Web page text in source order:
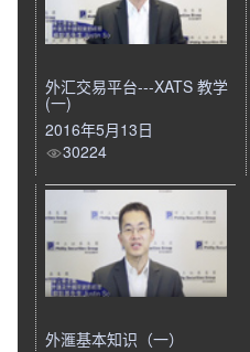
外汇交易平台---XATS 教学
(一)
2016年5月13日
30224
外滙基本知识（一）